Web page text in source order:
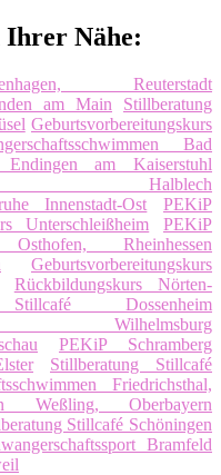
Nähe:
Reuterstadt
am Main
Stillberatung
Geburtsvorbereitungskurs
Bad
Endingen am Kaiserstuhl
Halblech
Innenstadt-Ost
PEKiP
Unterschleißheim
PEKiP
Osthofen, Rheinhessen
Geburtsvorbereitungskurs
Rückbildungskurs Nörten-
Dossenheim
Wilhelmsburg
PEKiP Schramberg
Stillberatung Stillcafé
Friedrichsthal,
Weßling, Oberbayern
Stillcafé Schöningen
Bramfeld